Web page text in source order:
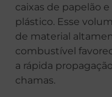
caixas de papelão e
plástico. Esse
de material
combustível
a rápida
chamas.